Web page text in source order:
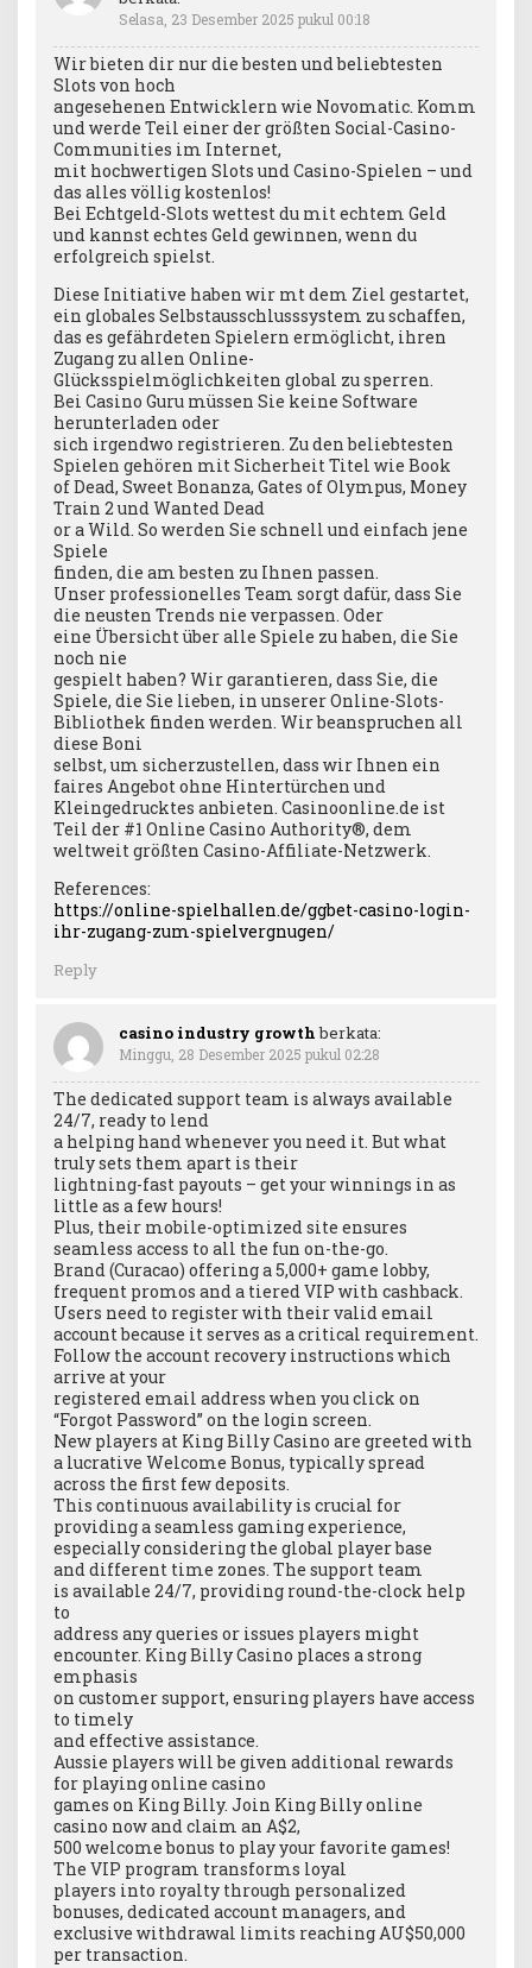
Selasa, 23 Desember 2025 pukul 00:18
Wir bieten dir nur die besten und beliebtesten
Slots von hoch
angesehenen Entwicklern wie Novomatic. Komm
und werde Teil einer der größten Social-Casino-
Communities im Internet,
mit hochwertigen Slots und Casino-Spielen – und
das alles völlig kostenlos!
Bei Echtgeld-Slots wettest du mit echtem Geld
und kannst echtes Geld gewinnen, wenn du
erfolgreich spielst.
Diese Initiative haben wir mt dem Ziel gestartet,
ein globales Selbstausschlusssystem zu schaffen,
das es gefährdeten Spielern ermöglicht, ihren
Zugang zu allen Online-
Glücksspielmöglichkeiten global zu sperren.
Bei Casino Guru müssen Sie keine Software
herunterladen oder
sich irgendwo registrieren. Zu den beliebtesten
Spielen gehören mit Sicherheit Titel wie Book
of Dead, Sweet Bonanza, Gates of Olympus, Money
Train 2 und Wanted Dead
or a Wild. So werden Sie schnell und einfach jene
Spiele
finden, die am besten zu Ihnen passen.
Unser professionelles Team sorgt dafür, dass Sie
die neusten Trends nie verpassen. Oder
eine Übersicht über alle Spiele zu haben, die Sie
noch nie
gespielt haben? Wir garantieren, dass Sie, die
Spiele, die Sie lieben, in unserer Online-Slots-
Bibliothek finden werden. Wir beanspruchen all
diese Boni
selbst, um sicherzustellen, dass wir Ihnen ein
faires Angebot ohne Hintertürchen und
Kleingedrucktes anbieten. Casinoonline.de ist
Teil der #1 Online Casino Authority®, dem
weltweit größten Casino-Affiliate-Netzwerk.
References:
https://online-spielhallen.de/ggbet-casino-login-
ihr-zugang-zum-spielvergnugen/
Reply
casino industry growth berkata:
Minggu, 28 Desember 2025 pukul 02:28
The dedicated support team is always available
24/7, ready to lend
a helping hand whenever you need it. But what
truly sets them apart is their
lightning-fast payouts – get your winnings in as
little as a few hours!
Plus, their mobile-optimized site ensures
seamless access to all the fun on-the-go.
Brand (Curacao) offering a 5,000+ game lobby,
frequent promos and a tiered VIP with cashback.
Users need to register with their valid email
account because it serves as a critical requirement.
Follow the account recovery instructions which
arrive at your
registered email address when you click on
“Forgot Password” on the login screen.
New players at King Billy Casino are greeted with
a lucrative Welcome Bonus, typically spread
across the first few deposits.
This continuous availability is crucial for
providing a seamless gaming experience,
especially considering the global player base
and different time zones. The support team
is available 24/7, providing round-the-clock help
to
address any queries or issues players might
encounter. King Billy Casino places a strong
emphasis
on customer support, ensuring players have access
to timely
and effective assistance.
Aussie players will be given additional rewards
for playing online casino
games on King Billy. Join King Billy online
casino now and claim an A$2,
500 welcome bonus to play your favorite games!
The VIP program transforms loyal
players into royalty through personalized
bonuses, dedicated account managers, and
exclusive withdrawal limits reaching AU$50,000
per transaction.